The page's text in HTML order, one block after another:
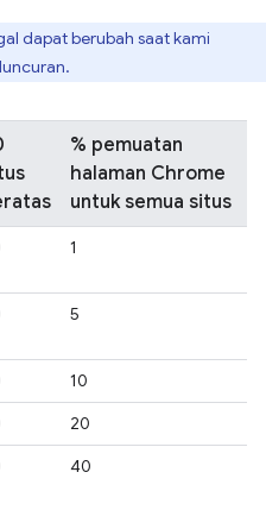
dapat berubah saat kami
% pemuatan
halaman Chrome
untuk semua situs
1
5
10
20
40